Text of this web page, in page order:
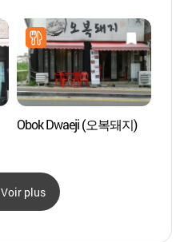
Obok Dwaeji (오복돼지)
Voir plus